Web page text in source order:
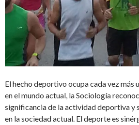
El hecho deportivo ocupa cada vez más
en el mundo actual, la Sociología
significancia de la actividad deportiva y
en la sociedad actual. El deporte es